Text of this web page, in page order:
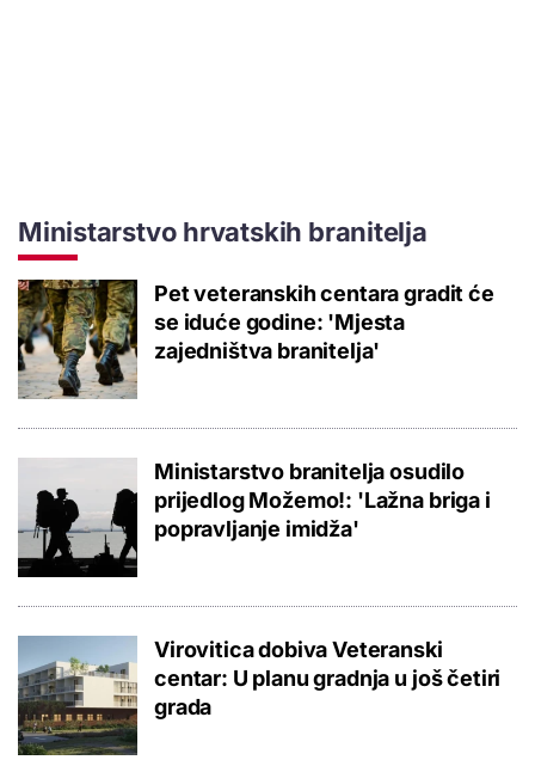
Ministarstvo hrvatskih branitelja
Pet veteranskih centara gradit će
se iduće godine: 'Mjesta
zajedništva branitelja'
Ministarstvo branitelja osudilo
prijedlog Možemo!: 'Lažna briga i
popravljanje imidža'
Virovitica dobiva Veteranski
centar: U planu gradnja u još četiri
grada